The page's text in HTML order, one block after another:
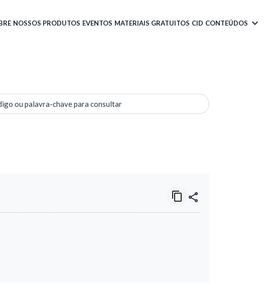
NOSSOS PRODUTOS EVENTOS MATERIAIS GRATUITOS CID CONTEÚDOS
ou palavra-chave para consultar